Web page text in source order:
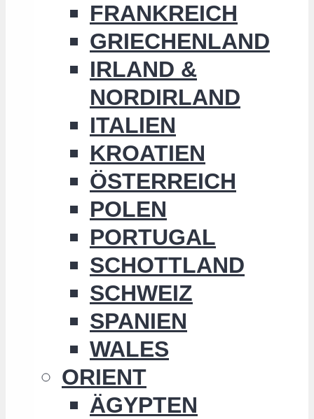
FRANKREICH
GRIECHENLAND
IRLAND &
NORDIRLAND
ITALIEN
KROATIEN
ÖSTERREICH
POLEN
PORTUGAL
SCHOTTLAND
SCHWEIZ
SPANIEN
WALES
ORIENT
ÄGYPTEN